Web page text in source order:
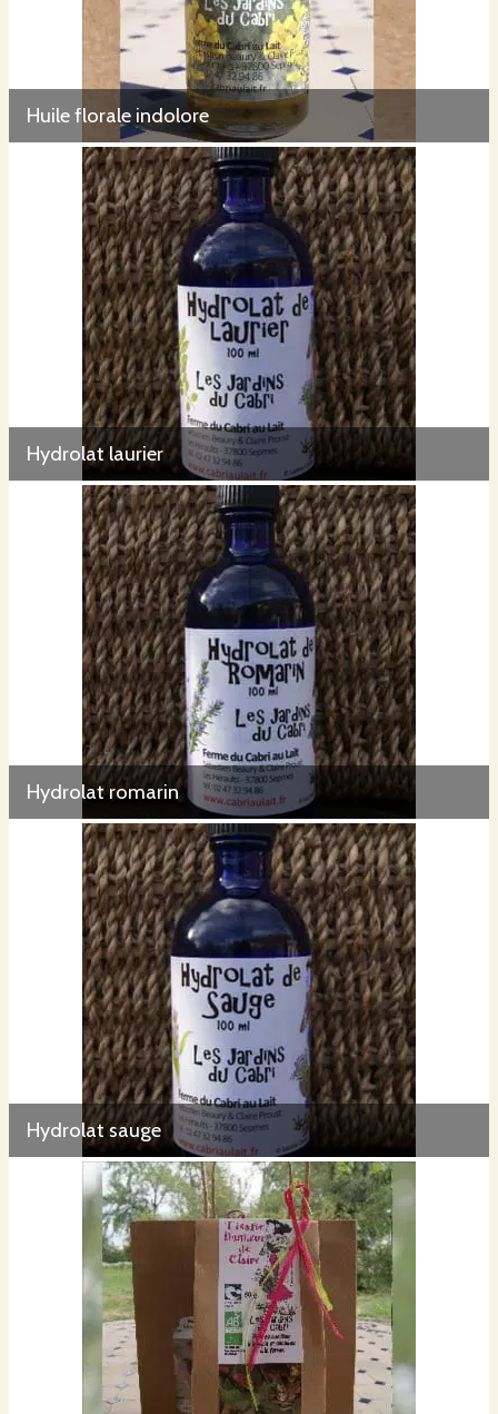
Huile florale indolore
Hydrolat laurier
Hydrolat romarin
Hydrolat sauge